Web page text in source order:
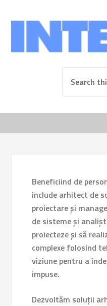
Beneficiind de
include arhitect de
proiectare și
de sisteme și
proiecteze și să
complexe folosind
viziune pentru a
impuse.
Dezvoltăm soluții